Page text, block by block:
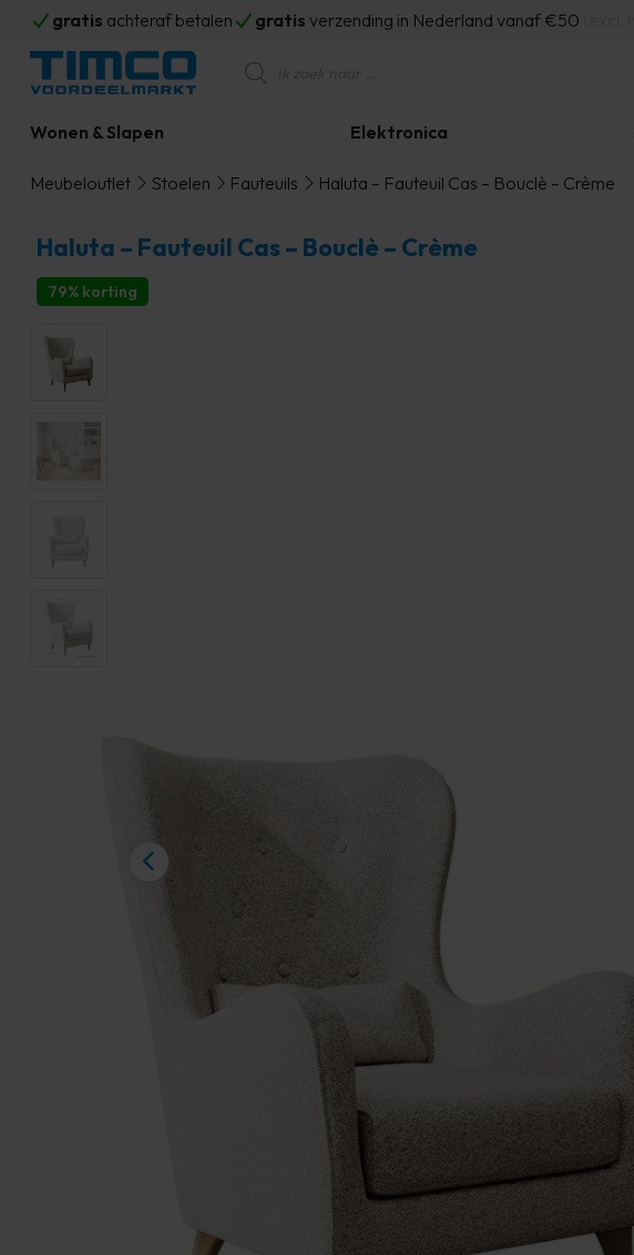
gratis achteraf betalen gratis verzending in Nederland vanaf €50
Producten
zoeken
Wonen & Slapen Elektronica
Meubeloutlet Stoelen Fauteuils Haluta – Fauteuil Cas – Bouclè – Crème
Haluta – Fauteuil Cas – Bouclè – Crème
79% korting